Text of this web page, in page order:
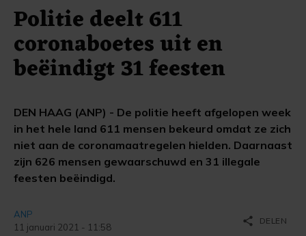
Politie deelt 611
coronaboetes uit en
beëindigt 31 feesten
DEN HAAG (ANP) - De politie heeft afgelopen week
in het hele land 611 mensen bekeurd omdat ze zich
niet aan de coronamaatregelen hielden. Daarnaast
zijn 626 mensen gewaarschuwd en 31 illegale
feesten beëindigd.
ANP
11 januari 2021 - 11:58
share DELEN